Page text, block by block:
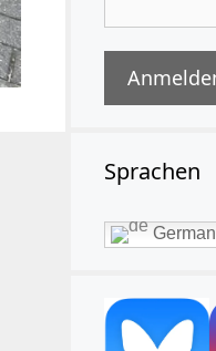
Sprachen
German